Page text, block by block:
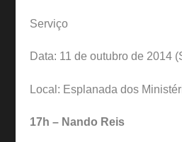
Serviço
Data: 11 de outubro de 2014
Local: Esplanada dos
17h – Nando Reis